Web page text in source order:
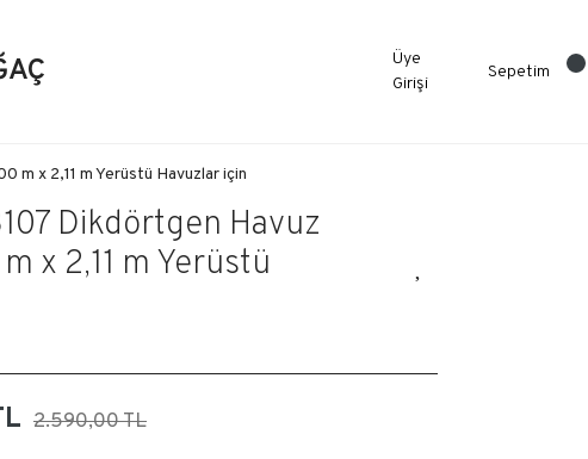
Üye
Girişi
Sepetim
x 2,11 m Yerüstü Havuzlar için
Dikdörtgen Havuz
x 2,11 m Yerüstü
2.590,00 TL